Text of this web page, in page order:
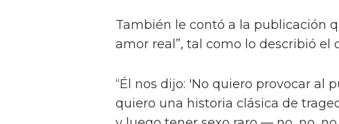
También le contó a la publicación
amor real”, tal como lo describió el
“Él nos dijo: 'No quiero provocar al
quiero una historia clásica de